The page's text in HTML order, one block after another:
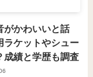
がかわいいと話
ラケットやシュー
成績と学歴も調査